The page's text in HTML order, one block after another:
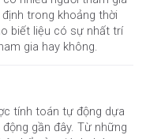
trong khoảng thời
biết liệu có sự nhất trí
gia hay không.
tính toán tự động dựa
gần đây. Từ những